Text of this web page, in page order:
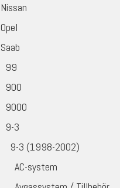
Nissan
Opel
Saab
99
900
9000
9-3
9-3 (1998-2002)
AC-system